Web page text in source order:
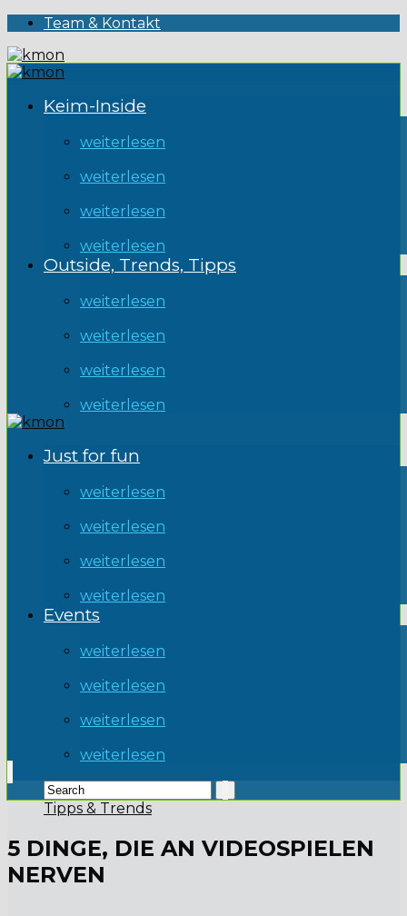
Team & Kontakt
Keim-Inside
weiterlesen
weiterlesen
weiterlesen
weiterlesen
Outside, Trends, Tipps
weiterlesen
weiterlesen
weiterlesen
weiterlesen
Just for fun
weiterlesen
weiterlesen
weiterlesen
weiterlesen
Events
weiterlesen
weiterlesen
weiterlesen
weiterlesen
Tipps & Trends
5 DINGE, DIE AN VIDEOSPIELEN
NERVEN